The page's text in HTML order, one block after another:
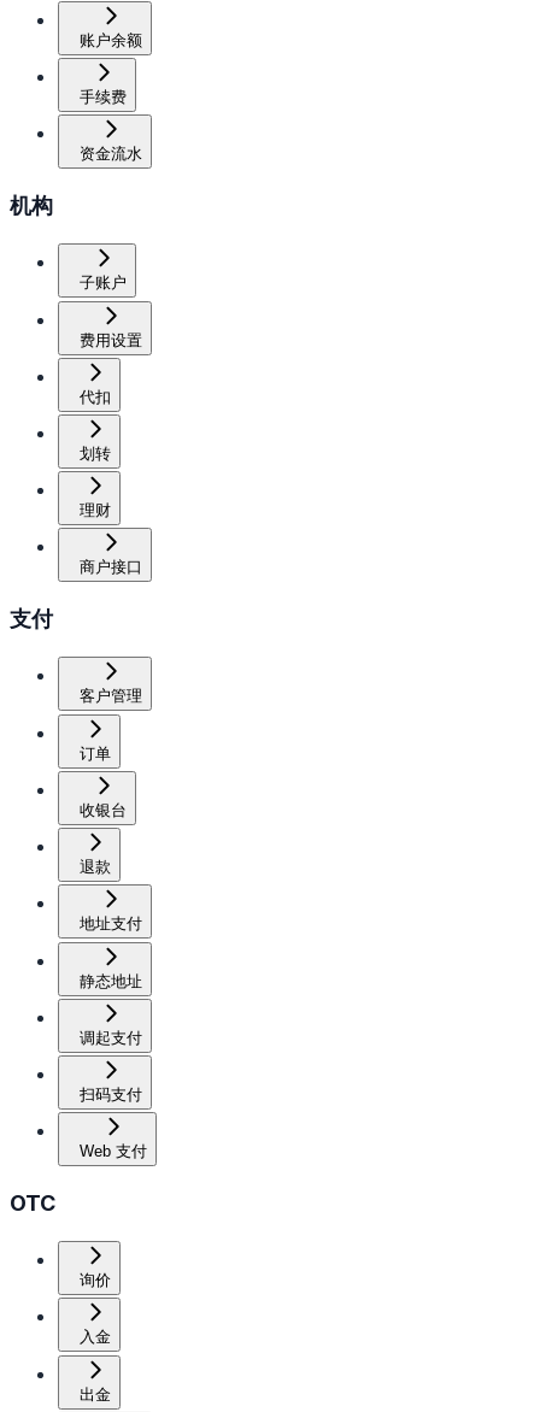
账户余额
手续费
资金流水
机构
子账户
费用设置
代扣
划转
理财
商户接口
支付
客户管理
订单
收银台
退款
地址支付
静态地址
调起支付
扫码支付
Web 支付
OTC
询价
入金
出金